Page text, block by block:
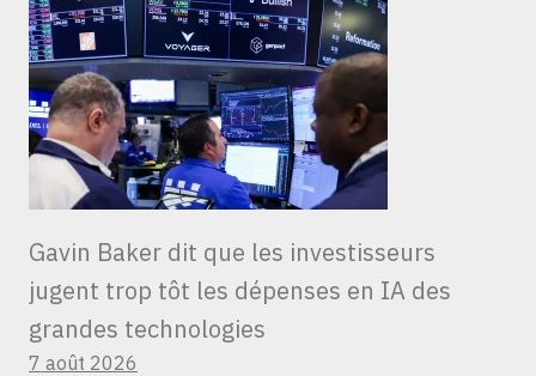
Gavin Baker dit que les investisseurs
jugent trop tôt les dépenses en IA des
grandes technologies
7 août 2026